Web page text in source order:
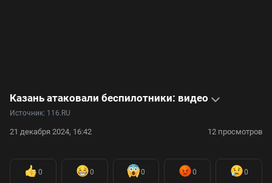
Казань атаковали беспилотники: видео
Источник: 116.RU
21 декабря 2024, 16:42 12 просмотров
0 0 0 0 0